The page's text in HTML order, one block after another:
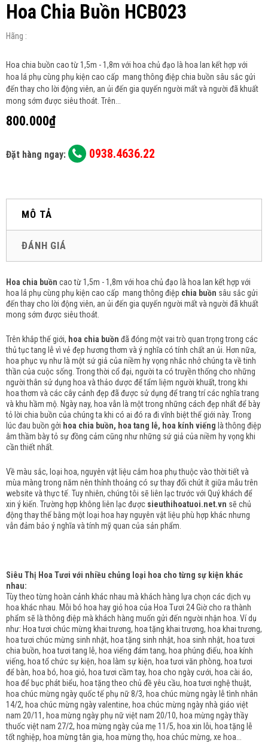
Hoa Chia Buồn HCB023
Hãng :
Hoa chia buồn cao từ 1,5m - 1,8m với hoa chủ đạo là hoa lan kết hợp với
hoa lá phụ cùng phụ kiện cao cấp mang thông điệp chia buồn sâu sắc gửi
đến thay cho lời động viên, an ủi đến gia quyến người mất và người đã khuất
mong sớm được siêu thoát. Trên...
800.000₫
Đặt hàng ngay: 0938.4636.22
MÔ TẢ
ĐÁNH GIÁ
Hoa chia buồn cao từ 1,5m - 1,8m với hoa chủ đạo là hoa lan kết hợp với
hoa lá phụ cùng phụ kiện cao cấp mang thông điệp chia buồn sâu sắc gửi
đến thay cho lời động viên, an ủi đến gia quyến người mất và người đã khuất
mong sớm được siêu thoát.
Trên khắp thế giới, hoa chia buồn đã đóng một vai trò quan trọng trong các
thủ tục tang lễ vì vẻ đẹp hương thơm và ý nghĩa có tính chất an ủi. Hơn nữa,
hoa phục vụ như là một sứ giả của niềm hy vọng nhắc nhở chúng ta về tinh
thần của cuộc sống. Trong thời cổ đại, người ta có truyền thống cho những
người thân sử dụng hoa và thảo dược để tẩm liệm người khuất, trong khi
hoa thơm và các cây cảnh đẹp đã được sử dụng để trang trí các nghĩa trang
và khu hầm mộ. Ngày nay, hoa vẫn là một trong những cách đẹp nhất để bày
tỏ lời chia buồn của chúng ta khi có ai đó ra đi vĩnh biệt thế giới này. Trong
lúc đau buồn gởi hoa chia buồn, hoa tang lễ, hoa kính viếng là thông điệp
âm thầm bày tỏ sự đồng cảm cũng như những sứ giả của niềm hy vọng khi
cần thiết nhất.
Về màu sắc, loại hoa, nguyên vật liệu cắm hoa phụ thuộc vào thời tiết và
mùa màng trong năm nên thỉnh thoảng có sự thay đổi chút ít giữa mẫu trên
website và thực tế. Tuy nhiên, chúng tôi sẽ liên lạc trước với Quý khách để
xin ý kiến. Trường hợp không liên lạc được sieuthihoatuoi.net.vn sẽ chủ
động thay thế bằng một loại hoa hay nguyên vật liệu phù hợp khác nhưng
vẫn đảm bảo ý nghĩa và tính mỹ quan của sản phẩm.
Siêu Thị Hoa Tươi với nhiều chủng loại hoa cho từng sự kiện khác
nhau:
Tùy theo từng hoàn cảnh khác nhau mà khách hàng lựa chọn các dịch vụ
hoa khác nhau. Mỗi bó hoa hay giỏ hoa của Hoa Tươi 24 Giờ cho ra thành
phẩm sẽ là thông điệp mà khách hàng muốn gửi đến người nhận hoa. Ví dụ
như: Hoa tươi chúc mừng khai trương, hoa tặng khai trương, hoa khai trương,
hoa tươi chúc mừng sinh nhật, hoa tặng sinh nhật, hoa sinh nhật, hoa tươi
chia buồn, hoa tươi tang lễ, hoa viếng đám tang, hoa phúng điếu, hoa kính
viếng, hoa tổ chức sự kiện, hoa làm sự kiện, hoa tươi văn phòng, hoa tươi
để bàn, hoa bó, hoa giỏ, hoa tươi cầm tay, hoa cho ngày cưới, hoa cài áo,
hoa để bục phát biểu, hoa tặng theo chủ đề yêu cầu, hoa tươi nghệ thuật,
hoa chúc mừng ngày quốc tế phụ nữ 8/3, hoa chúc mừng ngày lễ tình nhân
14/2, hoa chúc mừng ngày valentine, hoa chúc mừng ngày nhà giáo việt
nam 20/11, hoa mừng ngày phụ nữ việt nam 20/10, hoa mừng ngày thầy
thuốc việt nam 27/2, hoa mừng ngày của mẹ 11/5, hoa xin lỗi, hoa tặng lễ
tốt nghiệp, hoa mừng tân gia, hoa mừng thọ, hoa chúc mừng, xe hoa...